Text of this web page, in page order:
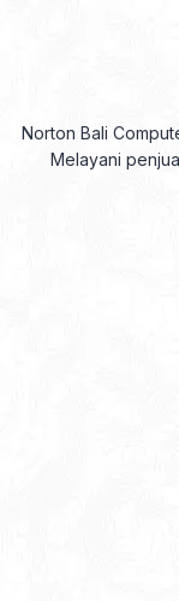
Norton Bali
Melayani